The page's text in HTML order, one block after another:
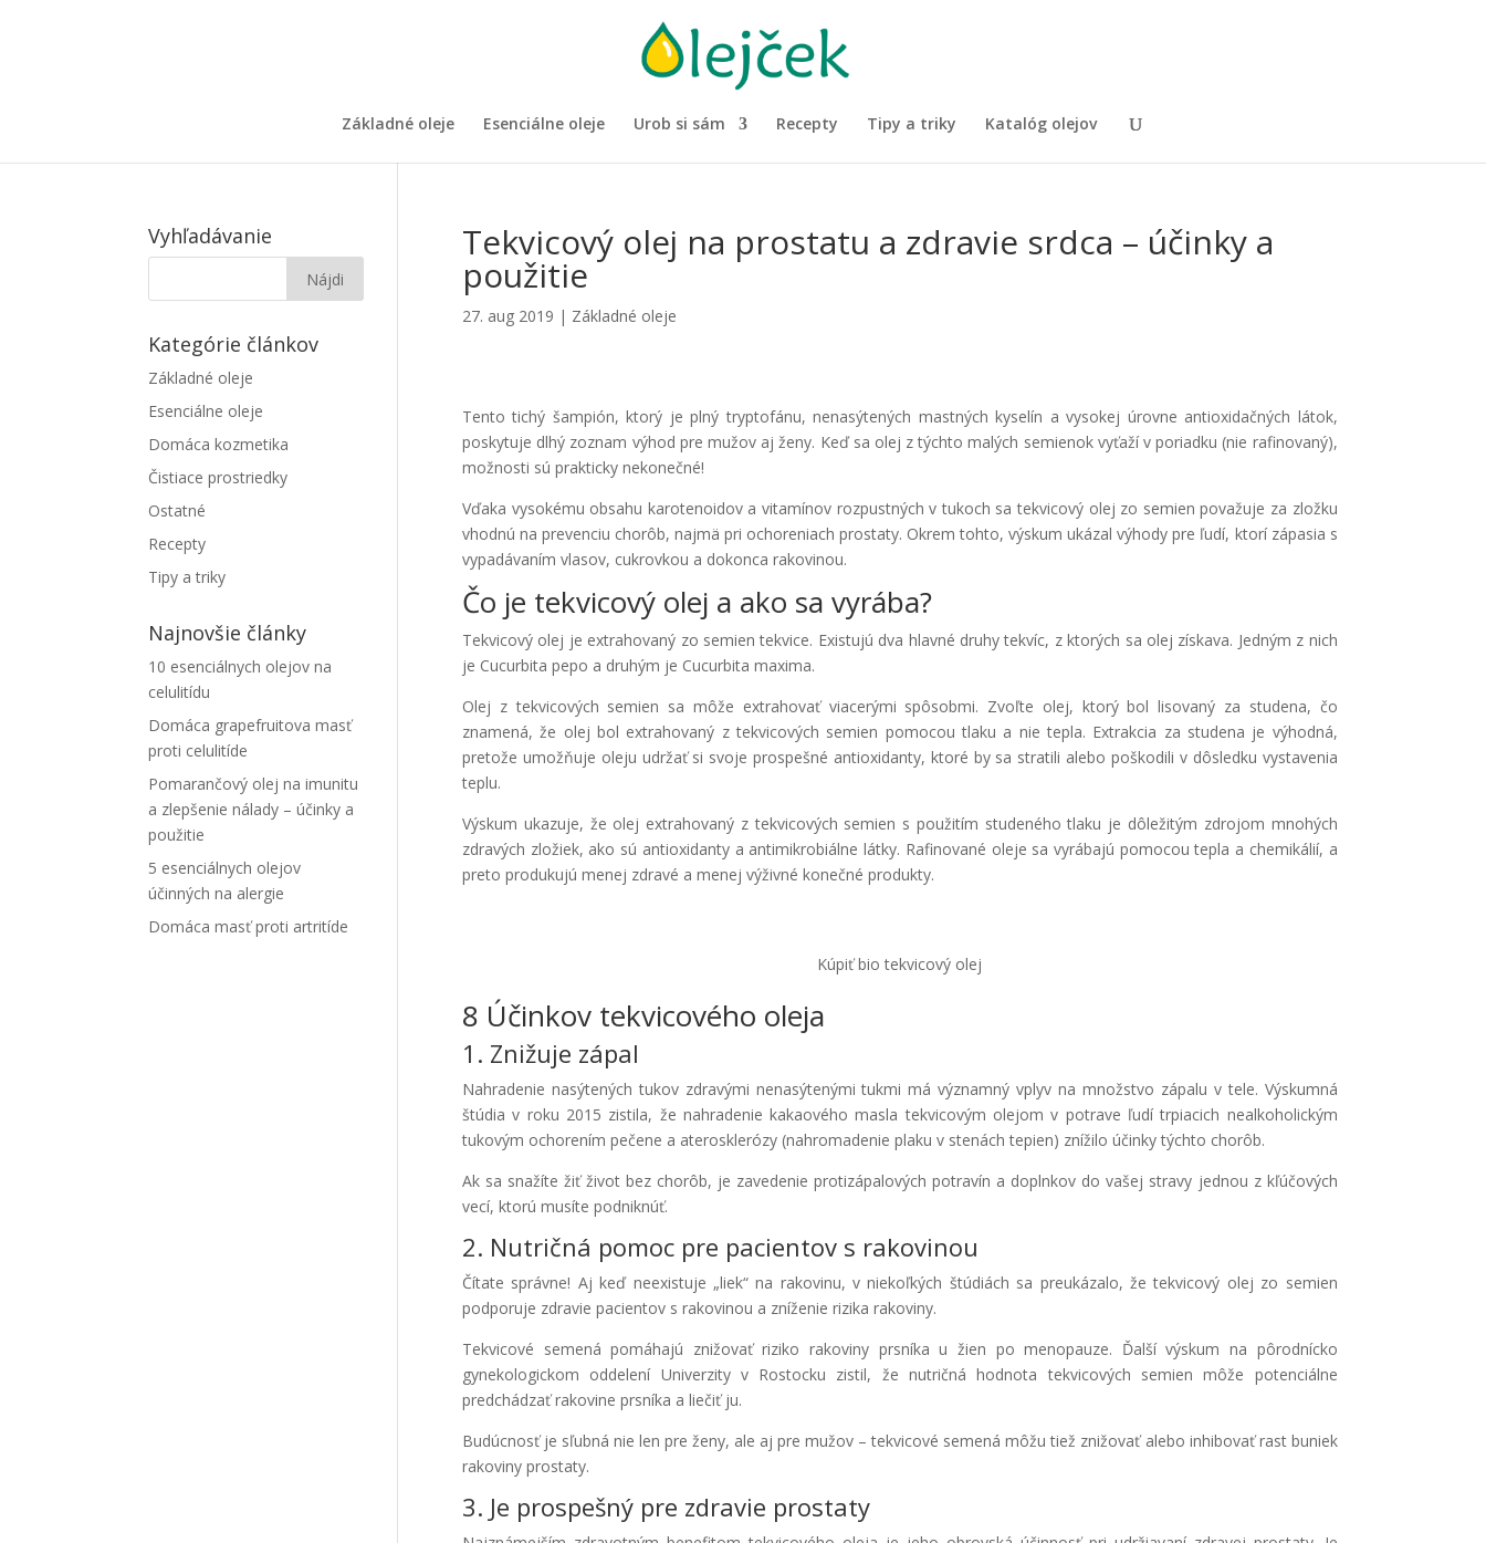
Základné oleje Esenciálne oleje Urob si sám Recepty Tipy a triky Katalóg olejov
Tekvicový olej na prostatu a zdravie srdca – účinky a
použitie
27. aug 2019 | Základné oleje
Tento tichý šampión, ktorý je plný tryptofánu, nenasýtených mastných kyselín a vysokej úrovne antioxidačných látok,
poskytuje dlhý zoznam výhod pre mužov aj ženy. Keď sa olej z týchto malých semienok vyťaží v poriadku (nie rafinovaný),
možnosti sú prakticky nekonečné!
Vďaka vysokému obsahu karotenoidov a vitamínov rozpustných v tukoch sa tekvicový olej zo semien považuje za zložku
vhodnú na prevenciu chorôb, najmä pri ochoreniach prostaty. Okrem tohto, výskum ukázal výhody pre ľudí, ktorí zápasia s
vypadávaním vlasov, cukrovkou a dokonca rakovinou.
Čo je tekvicový olej a ako sa vyrába?
Tekvicový olej je extrahovaný zo semien tekvice. Existujú dva hlavné druhy tekvíc, z ktorých sa olej získava. Jedným z nich
je Cucurbita pepo a druhým je Cucurbita maxima.
Olej z tekvicových semien sa môže extrahovať viacerými spôsobmi. Zvoľte olej, ktorý bol lisovaný za studena, čo
znamená, že olej bol extrahovaný z tekvicových semien pomocou tlaku a nie tepla. Extrakcia za studena je výhodná,
pretože umožňuje oleju udržať si svoje prospešné antioxidanty, ktoré by sa stratili alebo poškodili v dôsledku vystavenia
teplu.
Výskum ukazuje, že olej extrahovaný z tekvicových semien s použitím studeného tlaku je dôležitým zdrojom mnohých
zdravých zložiek, ako sú antioxidanty a antimikrobiálne látky. Rafinované oleje sa vyrábajú pomocou tepla a chemikálií, a
preto produkujú menej zdravé a menej výživné konečné produkty.
Kúpiť bio tekvicový olej
8 Účinkov tekvicového oleja
1. Znižuje zápal
Nahradenie nasýtených tukov zdravými nenasýtenými tukmi má významný vplyv na množstvo zápalu v tele. Výskumná
štúdia v roku 2015 zistila, že nahradenie kakaového masla tekvicovým olejom v potrave ľudí trpiacich nealkoholickým
tukovým ochorením pečene a aterosklerózy (nahromadenie plaku v stenách tepien) znížilo účinky týchto chorôb.
Ak sa snažíte žiť život bez chorôb, je zavedenie protizápalových potravín a doplnkov do vašej stravy jednou z kľúčových
vecí, ktorú musíte podniknúť.
2. Nutričná pomoc pre pacientov s rakovinou
Čítate správne! Aj keď neexistuje „liek“ na rakovinu, v niekoľkých štúdiách sa preukázalo, že tekvicový olej zo semien
podporuje zdravie pacientov s rakovinou a zníženie rizika rakoviny.
Tekvicové semená pomáhajú znižovať riziko rakoviny prsníka u žien po menopauze. Ďalší výskum na pôrodnícko
gynekologickom oddelení Univerzity v Rostocku zistil, že nutričná hodnota tekvicových semien môže potenciálne
predchádzať rakovine prsníka a liečiť ju.
Budúcnosť je sľubná nie len pre ženy, ale aj pre mužov – tekvicové semená môžu tiež znižovať alebo inhibovať rast buniek
rakoviny prostaty.
3. Je prospešný pre zdravie prostaty
Vyhľadávanie
Kategórie článkov
Základné oleje
Esenciálne oleje
Domáca kozmetika
Čistiace prostriedky
Ostatné
Recepty
Tipy a triky
Najnovšie články
10 esenciálnych olejov na
celulitídu
Domáca grapefruitova masť
proti celulitíde
Pomarančový olej na imunitu
a zlepšenie nálady – účinky a
použitie
5 esenciálnych olejov
účinných na alergie
Domáca masť proti artritíde